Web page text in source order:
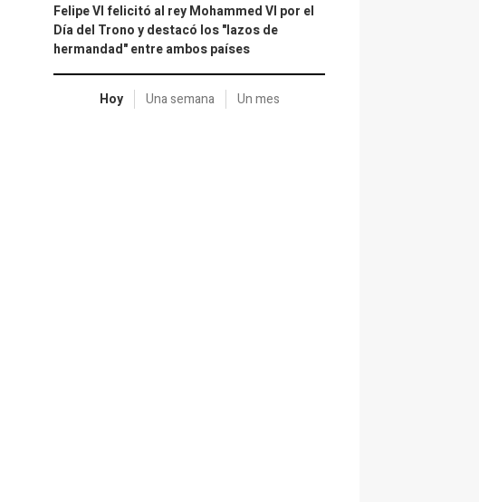
Felipe VI felicitó al rey Mohammed VI por el
Día del Trono y destacó los "lazos de
hermandad" entre ambos países
Hoy Una semana Un mes